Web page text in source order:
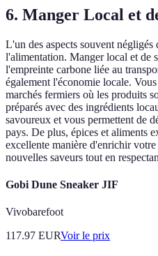
6. Manger Local et
L'un des aspects souvent négligés
l'alimentation. Manger local et de
l'empreinte carbone liée au
également l'économie locale.
marchés fermiers où les produits
préparés avec des ingrédients
savoureux et vous permettent de
pays. De plus, épices et aliments
excellente manière d'enrichir
nouvelles saveurs tout en
Gobi Dune Sneaker JIF
Vivobarefoot
117.97 EURVoir le prix